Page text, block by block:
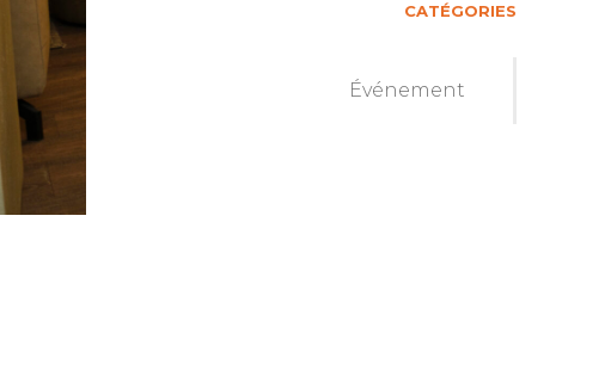
CATÉGORIES
Événement